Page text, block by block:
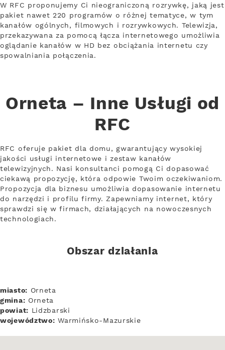
W RFC proponujemy Ci nieograniczoną rozrywkę, jaką jest
pakiet nawet 220 programów o różnej tematyce, w tym
kanałów ogólnych, filmowych i rozrywkowych. Telewizja,
przekazywana za pomocą łącza internetowego umożliwia
oglądanie kanałów w HD bez obciążania internetu czy
spowalniania połączenia.
Orneta – Inne Usługi od
RFC
RFC oferuje pakiet dla domu, gwarantujący wysokiej
jakości usługi internetowe i zestaw kanałów
telewizyjnych. Nasi konsultanci pomogą Ci dopasować
ciekawą propozycję, która odpowie Twoim oczekiwaniom.
Propozycja dla biznesu umożliwia dopasowanie internetu
do narzędzi i profilu firmy. Zapewniamy internet, który
sprawdzi się w firmach, działających na nowoczesnych
technologiach.
Obszar działania
miasto: Orneta
gmina: Orneta
powiat: Lidzbarski
województwo: Warmińsko-Mazurskie